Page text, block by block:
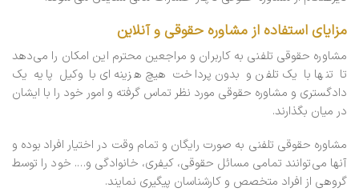
مزایای استفاده از مشاوره حقوقی و آنلاین
مشاوره حقوقی تلفنی به کاربران و مراجعین محترم این امکان را می‌دهد
تا تنها با یک تلفن و بدون پرداخت هیچ هزینه‌ای با وکیل پایه یک
دادگستری و مشاوره حقوقی مورد نظر تماس گرفته و امور خود را با ایشان
در میان بگذارند.
مشاوره حقوقی تلفنی به صورت رایگان و تمام وقت در اختیار افراد بوده و
آنها می‌توانند تمامی مسائل حقوقی، کیفری، خانوادگی و…. خود را توسط
گروهی از افراد متخصص و کارشناسان پیگیری نمایند.